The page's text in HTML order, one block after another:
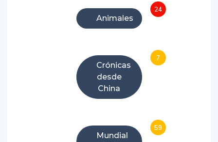
Animales
24
Crónicas
desde
China
7
Mundial
59